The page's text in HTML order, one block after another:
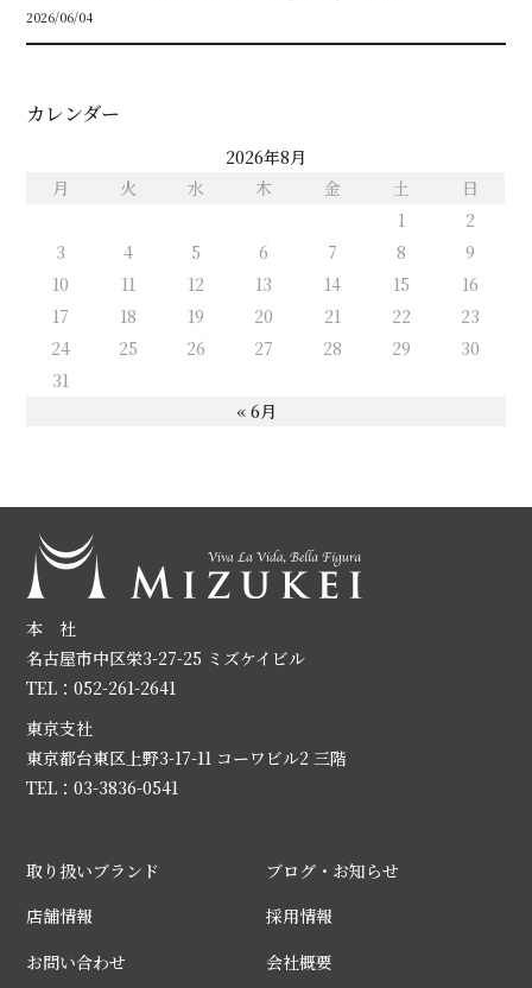
2026/06/04
カレンダー
2026年8月
月
火 水 木 金 土
日
1
2
3
4 5 6 7 8
9
10
11 12 13 14 15
16
17
18 19 20 21 22
23
24
25 26 27 28 29
30
31
« 6月
本 社
名古屋市中区栄3-27-25 ミズケイビル
TEL：052-261-2641
東京支社
東京都台東区上野3-17-11 コーワビル2 三階
TEL：03-3836-0541
取り扱いブランド
店舗情報
お問い合わせ
ブログ・お知らせ
採用情報
会社概要